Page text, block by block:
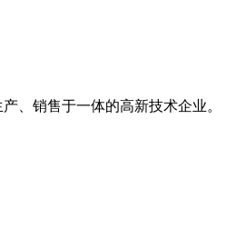
、销售于一体的高新技术企业。